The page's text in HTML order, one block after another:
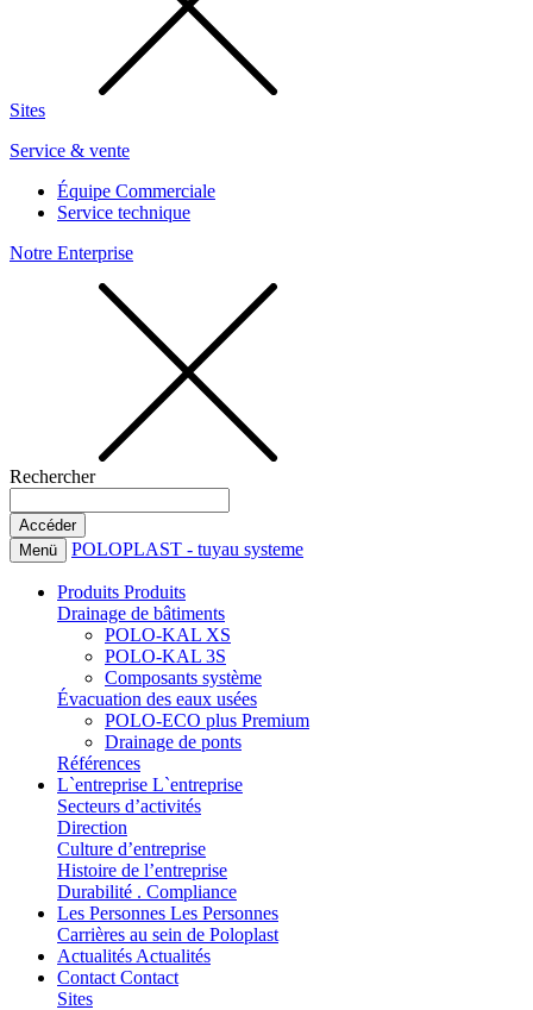
Sites
Service & vente
Équipe Commerciale
Service technique
Notre Enterprise
Rechercher
Menü POLOPLAST - tuyau systeme
Produits Produits
Drainage de bâtiments
POLO-KAL XS
POLO-KAL 3S
Composants système
Évacuation des eaux usées
POLO-ECO plus Premium
Drainage de ponts
Références
L`entreprise L`entreprise
Secteurs d’activités
Direction
Culture d’entreprise
Histoire de l’entreprise
Durabilité . Compliance
Les Personnes Les Personnes
Carrières au sein de Poloplast
Actualités Actualités
Contact Contact
Sites